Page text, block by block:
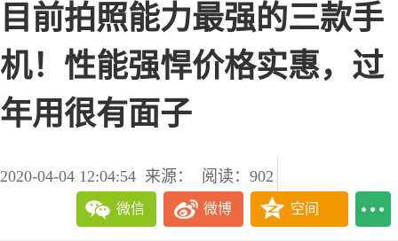
目前拍照能力最强的三款手
机！性能强悍价格实惠，过
年用很有面子
2020-04-04 12:04:54 来源： 阅读：902
微信 微博 空间